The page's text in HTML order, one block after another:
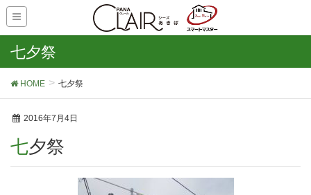
七夕祭
HOME 七夕祭
2016年7月4日
七夕祭